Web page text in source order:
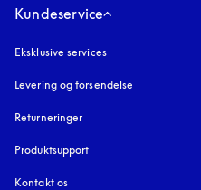
Kundeservice
Eksklusive services
Levering og forsendelse
Returneringer
Produktsupport
Kontakt os